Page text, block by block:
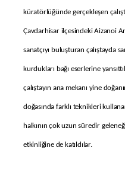
küratörlüğünde gerçekleşen
Çavdarhisar ilçesindeki Aizanoi
sanatçıyı buluşturan çalıştayda
kurdukları bağı eserlerine
çalıştayın ana mekanı yine
doğasında farklı teknikleri
halkının çok uzun süredir
etkinliğine de katıldılar.